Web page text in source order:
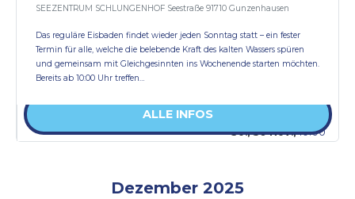
SEEZENTRUM SCHLUNGENHOF Seestraße 91710 Gunzenhausen
Das reguläre Eisbaden findet wieder jeden Sonntag statt – ein fester
Termin für alle, welche die belebende Kraft des kalten Wassers spüren
und gemeinsam mit Gleichgesinnten ins Wochenende starten möchten.
Bereits ab 10:00 Uhr treffen…
So., 30 Nov.,10:00
ALLE INFOS
Dezember 2025